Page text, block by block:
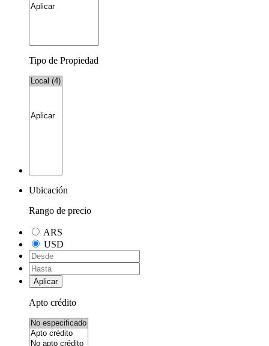
Tipo de Propiedad
Ubicación
Rango de precio
ARS
USD
Aplicar
Apto crédito